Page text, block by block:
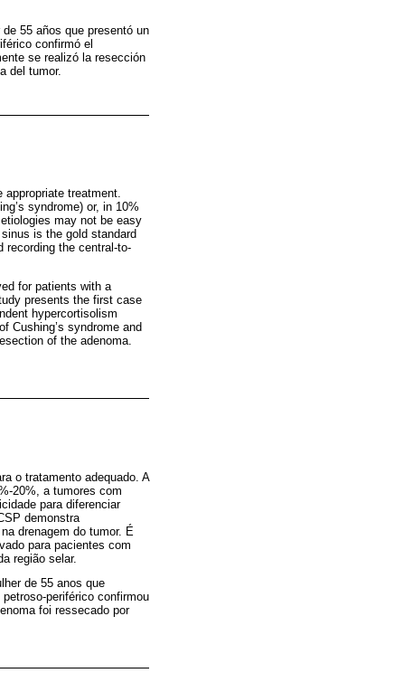
55 años que presentó un
confirmó el
se realizó la resección
del tumor.
appropriate treatment.
syndrome) or, in 10%
may not be easy
is the gold standard
recording the central-to-
for patients with a
presents the first case
hypercortisolism
Cushing’s syndrome and
of the adenoma.
o tratamento adequado. A
20%, a tumores com
para diferenciar
demonstra
drenagem do tumor. É
para pacientes com
região selar.
de 55 anos que
periférico confirmou
foi ressecado por